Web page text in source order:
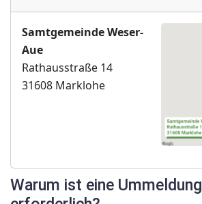
Samtgemeinde Weser-
Aue
Rathausstraße 14
31608 Marklohe
Warum ist eine Ummeldung